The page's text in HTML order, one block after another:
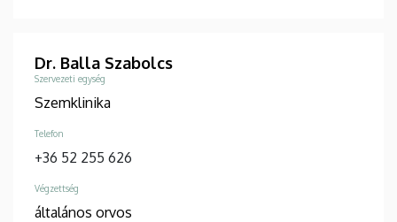
Dr. Balla Szabolcs
Szervezeti egység
Szemklinika
Telefon
+36 52 255 626
Végzettség
általános orvos